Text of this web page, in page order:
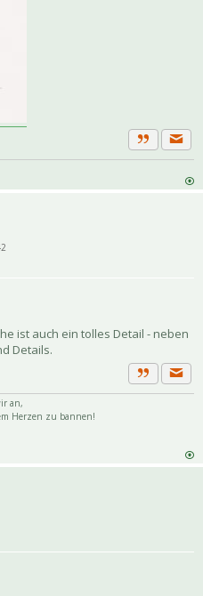
Zitat
ist auch ein tolles Detail - neben
Details.
Zitat
an,
Herzen zu bannen!